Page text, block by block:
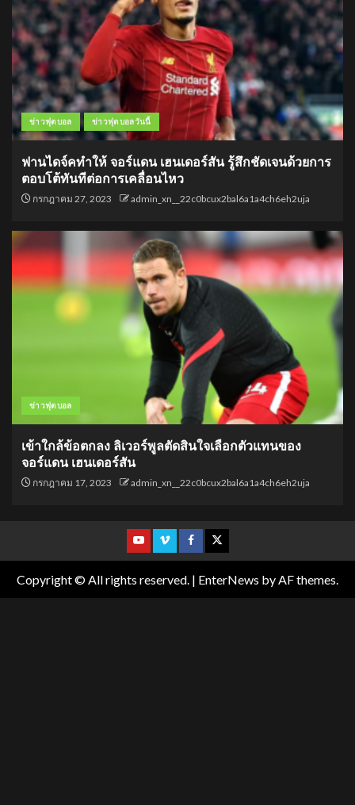
ข่าวฟุตบอล ข่าวฟุตบอลวันนี้
ฟานไดจ์คทำให้ จอร์แดน เฮนเดอร์สัน รู้สึกชัดเจนด้วยการ
ตอบโต้ทันทีต่อการเคลื่อนไหว
กรกฎาคม 27, 2023 admin_xn__22c0bcux2bal6a1a4ch6eh2uja
ข่าวฟุตบอล
เข้าใกล้ข้อตกลง ลิเวอร์พูลตัดสินใจเลือกตัวแทนของ
จอร์แดน เฮนเดอร์สัน
กรกฎาคม 17, 2023 admin_xn__22c0bcux2bal6a1a4ch6eh2uja
Copyright © All rights reserved. | EnterNews by AF themes.